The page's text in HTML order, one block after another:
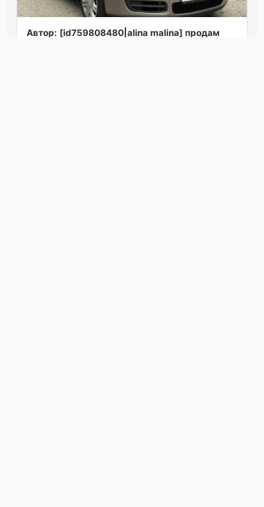
Автор: [id759808480|alina malina] продам